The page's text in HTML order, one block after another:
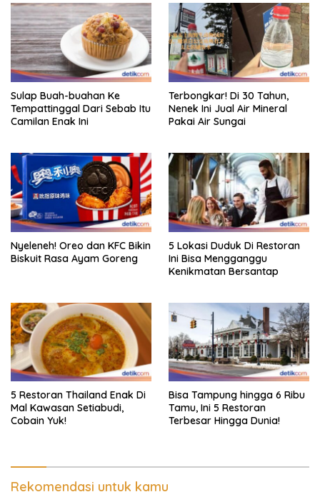
Sulap Buah-buahan Ke
Tempattinggal Dari Sebab Itu
Camilan Enak Ini
Terbongkar! Di 30 Tahun,
Nenek Ini Jual Air Mineral
Pakai Air Sungai
Nyeleneh! Oreo dan KFC Bikin
Biskuit Rasa Ayam Goreng
5 Lokasi Duduk Di Restoran
Ini Bisa Mengganggu
Kenikmatan Bersantap
5 Restoran Thailand Enak Di
Mal Kawasan Setiabudi,
Cobain Yuk!
Bisa Tampung hingga 6 Ribu
Tamu, Ini 5 Restoran
Terbesar Hingga Dunia!
Rekomendasi untuk kamu